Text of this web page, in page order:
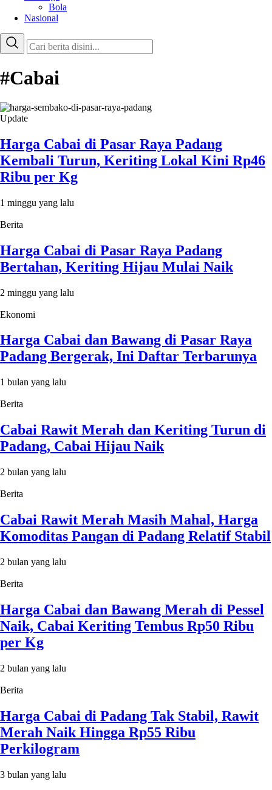
Bola
Nasional
#Cabai
Update
Harga Cabai di Pasar Raya Padang
Kembali Turun, Keriting Lokal Kini Rp46
Ribu per Kg
1 minggu yang lalu
Berita
Harga Cabai di Pasar Raya Padang
Bertahan, Keriting Hijau Mulai Naik
2 minggu yang lalu
Ekonomi
Harga Cabai dan Bawang di Pasar Raya
Padang Bergerak, Ini Daftar Terbarunya
1 bulan yang lalu
Berita
Cabai Rawit Merah dan Keriting Turun di
Padang, Cabai Hijau Naik
2 bulan yang lalu
Berita
Cabai Rawit Merah Masih Mahal, Harga
Komoditas Pangan di Padang Relatif Stabil
2 bulan yang lalu
Berita
Harga Cabai dan Bawang Merah di Pessel
Naik, Cabai Keriting Tembus Rp50 Ribu
per Kg
2 bulan yang lalu
Berita
Harga Cabai di Padang Tak Stabil, Rawit
Merah Naik Hingga Rp55 Ribu
Perkilogram
3 bulan yang lalu